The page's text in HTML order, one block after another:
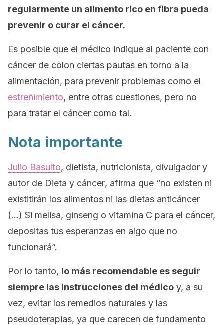
regularmente un alimento rico en fibra pueda
prevenir o curar el cáncer.
Es posible que el médico indique al paciente con
cáncer de colon ciertas pautas en torno a la
alimentación, para prevenir problemas como el
estreñimiento, entre otras cuestiones, pero no
para tratar el cáncer como tal.
Nota importante
Julio Basulto, dietista, nutricionista, divulgador y
autor de Dieta y cáncer, afirma que “no existen ni
existitirán los alimentos ni las dietas anticáncer
(…) Si melisa, ginseng o vitamina C para el cáncer,
depositas tus esperanzas en algo que no
funcionará”.
Por lo tanto, lo más recomendable es seguir
siempre las instrucciones del médico y, a su
vez, evitar los remedios naturales y las
pseudoterapias, ya que carecen de fundamento